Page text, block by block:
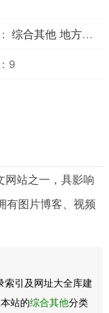
综合其他 地方网站
9
网站之一，具影响
有图片博客、视频
引及网址大全库建
站的综合其他分类